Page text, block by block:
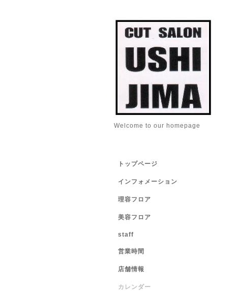
Welcome to our homepage
トップページ
インフォメーション
理容フロア
美容フロア
staff
営業時間
店舗情報
カレンダー